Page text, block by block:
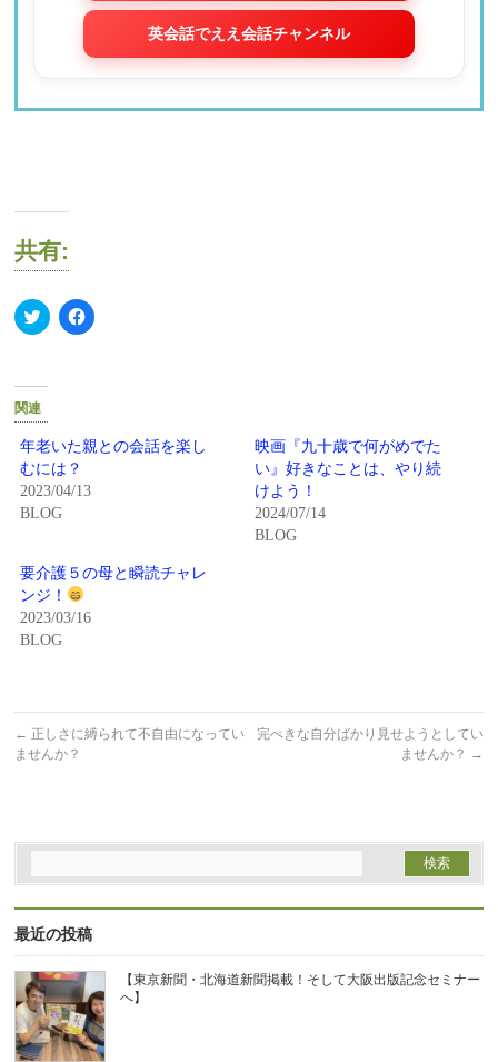
英会話でええ会話チャンネル
共有:
ク
リ
て
共
有
(新
し
い
ウ
ィ
で
開
き
ま
す)
Facebook
で
リ
ッ
し
て
(新
ウ
き
ま
す)
関連
年老いた親との会話を楽し
むには？
2023/04/13
BLOG
映画『九十歳で何がめでた
い』好きなことは、やり続
けよう！
2024/07/14
BLOG
要介護５の母と瞬読チャレ
ンジ！
2023/03/16
BLOG
← 正しさに縛られて不自由になってい
ませんか？
完ぺきな自分ばかり見せようとしてい
ませんか？ →
最近の投稿
【東京新聞・北海道新聞掲載！そして大阪出版記念セミナー
へ】